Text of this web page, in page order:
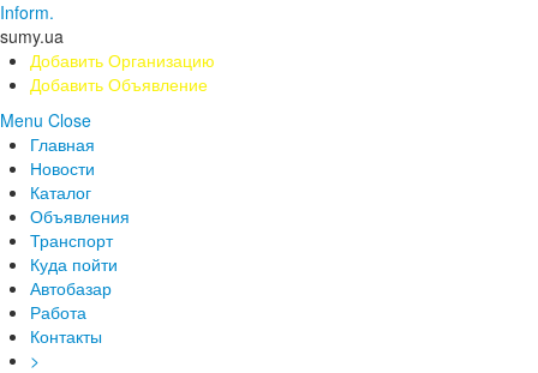
Inform.
sumy.ua
Добавить Организацию
Добавить Объявление
Menu Close
Главная
Новости
Каталог
Объявления
Транспорт
Куда пойти
Автобазар
Работа
Контакты
>